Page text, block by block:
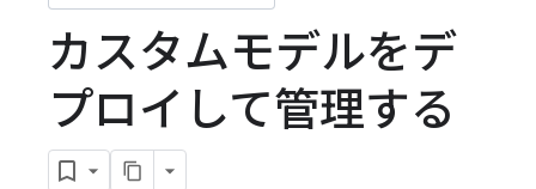
カスタムモデルをデ
プロイして管理する